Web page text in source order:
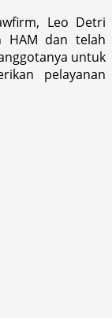
Leo Detri
HAM dan telah
untuk
pelayanan